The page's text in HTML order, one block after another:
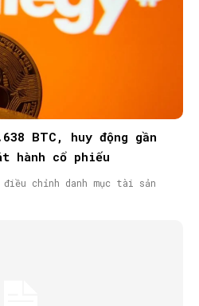
BTC, huy động gần
hành cổ phiếu
chỉnh danh mục tài sản